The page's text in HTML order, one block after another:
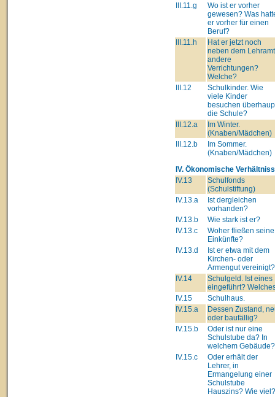
III.11.g
Wo ist er vorher
gewesen? Was
er vorher für einen
Beruf?
III.11.h
Hat er jetzt noch
neben dem
andere
Verrichtungen?
Welche?
III.12
Schulkinder. Wie
viele Kinder
besuchen
die Schule?
III.12.a
Im Winter.
(Knaben/Mädchen)
III.12.b
Im Sommer.
(Knaben/Mädchen)
IV. Ökonomische
IV.13
Schulfonds
(Schulstiftung)
IV.13.a
Ist dergleichen
vorhanden?
IV.13.b
Wie stark ist er?
IV.13.c
Woher fließen seine
Einkünfte?
IV.13.d
Ist er etwa mit dem
Kirchen- oder
Armengut vereinigt?
IV.14
Schulgeld. Ist eines
eingeführt?
IV.15
Schulhaus.
IV.15.a
Dessen Zustand,
oder baufällig?
IV.15.b
Oder ist nur eine
Schulstube da? In
welchem Gebäude?
IV.15.c
Oder erhält der
Lehrer, in
Ermangelung einer
Schulstube
Hauszins? Wie viel?